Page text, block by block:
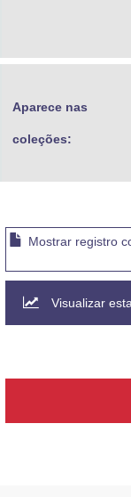
Aparece nas
coleções:
Mostrar registro
Visualizar